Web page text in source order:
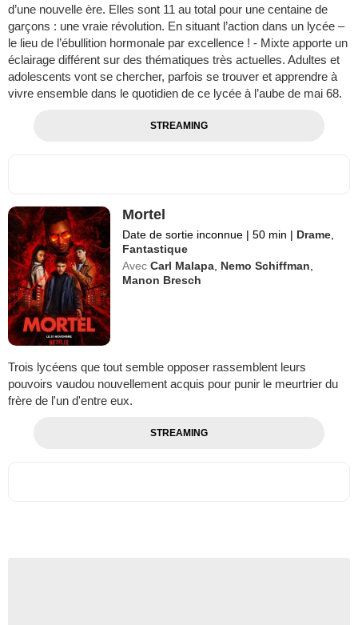
d’une nouvelle ère. Elles sont 11 au total pour une centaine de
garçons : une vraie révolution. En situant l’action dans un lycée –
le lieu de l’ébullition hormonale par excellence ! - Mixte apporte un
éclairage différent sur des thématiques très actuelles. Adultes et
adolescents vont se chercher, parfois se trouver et apprendre à
vivre ensemble dans le quotidien de ce lycée à l’aube de mai 68.
STREAMING
Mortel
Date de sortie inconnue | 50 min | Drame
Fantastique
Avec Carl Malapa Nemo Schiffman
Manon Bresch
Trois lycéens que tout semble opposer rassemblent leurs
pouvoirs vaudou nouvellement acquis pour punir le meurtrier du
frère de l'un d'entre eux.
STREAMING